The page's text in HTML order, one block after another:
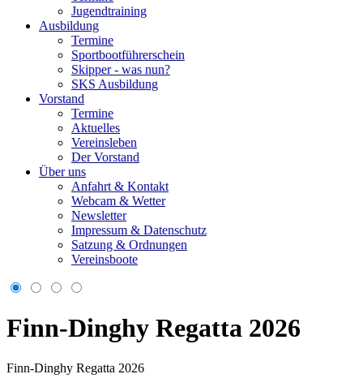
Jugendtraining
Ausbildung
Termine
Sportbootführerschein
Skipper - was nun?
SKS Ausbildung
Vorstand
Termine
Aktuelles
Vereinsleben
Der Vorstand
Über uns
Anfahrt & Kontakt
Webcam & Wetter
Newsletter
Impressum & Datenschutz
Satzung & Ordnungen
Vereinsboote
Finn-Dinghy Regatta 2026
Finn-Dinghy Regatta 2026